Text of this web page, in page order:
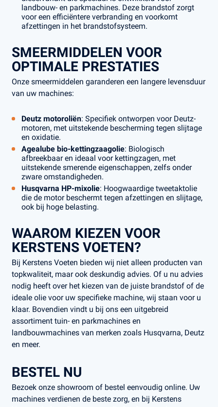
landbouw- en parkmachines. Deze brandstof zorgt
voor een efficiëntere verbranding en voorkomt
afzettingen in het brandstofsysteem.
SMEERMIDDELEN VOOR
OPTIMALE PRESTATIES
Onze smeermiddelen garanderen een langere levensduur
van uw machines:
Deutz motoroliën: Specifiek ontworpen voor Deutz-
motoren, met uitstekende bescherming tegen slijtage
en oxidatie.
Agealube bio-kettingzaagolie: Biologisch
afbreekbaar en ideaal voor kettingzagen, met
uitstekende smerende eigenschappen, zelfs onder
zware omstandigheden.
Husqvarna HP-mixolie: Hoogwaardige tweetaktolie
die de motor beschermt tegen afzettingen en slijtage,
ook bij hoge belasting.
WAAROM KIEZEN VOOR
KERSTENS VOETEN?
Bij Kerstens Voeten bieden wij niet alleen producten van
topkwaliteit, maar ook deskundig advies. Of u nu advies
nodig heeft over het kiezen van de juiste brandstof of de
ideale olie voor uw specifieke machine, wij staan voor u
klaar. Bovendien vindt u bij ons een uitgebreid
assortiment tuin- en parkmachines en
landbouwmachines van merken zoals Husqvarna, Deutz
en meer.
BESTEL NU
Bezoek onze showroom of bestel eenvoudig online. Uw
machines verdienen de beste zorg, en bij Kerstens